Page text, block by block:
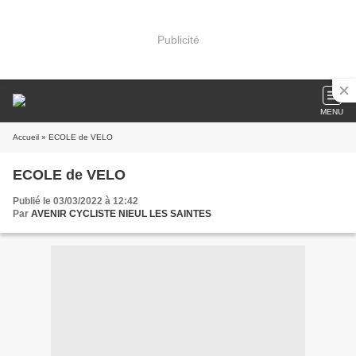
Publicité
MENU
Accueil » ECOLE de VELO
ECOLE de VELO
Publié le 03/03/2022 à 12:42
Par AVENIR CYCLISTE NIEUL LES SAINTES